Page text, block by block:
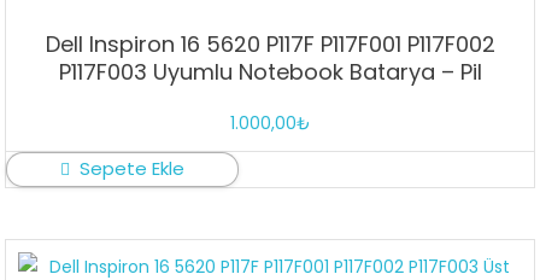
Dell Inspiron 16 5620 P117F P117F001 P117F002
P117F003 Uyumlu Notebook Batarya – Pil
1.000,00₺
Sepete Ekle